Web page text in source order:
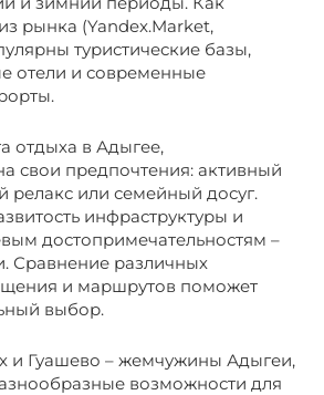
рынка (Yandex.Market,
туристические базы,
отели и современные
отдыха в Адыгее,
свои предпочтения: активный
релакс или семейный досуг.
инфраструктуры и
достопримечательностям –
Сравнение различных
и маршрутов поможет
выбор.
и Гуашево – жемчужины Адыгеи,
возможности для